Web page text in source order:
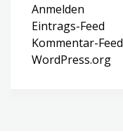
Anmelden
Eintrags-Feed
Kommentar-Feed
WordPress.org